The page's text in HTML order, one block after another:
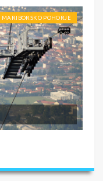
MARIBORSKO POHORJE